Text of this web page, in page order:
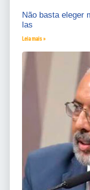
Não basta eleger
las
Leia mais »